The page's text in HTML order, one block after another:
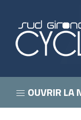
OUVRIR LA